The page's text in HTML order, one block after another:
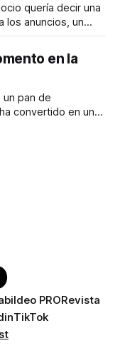
quería decir una
los anuncios, un
digital
para atender
persona
en la
pan de
convertido en uno
que
PRORevista
TikTok